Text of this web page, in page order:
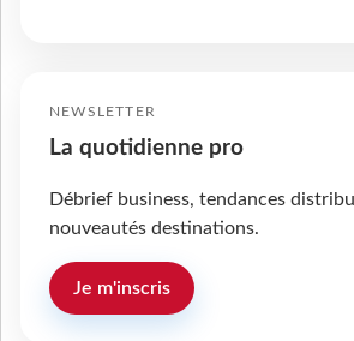
NEWSLETTER
La quotidienne pro
Débrief business, tendances
nouveautés destinations.
Je m'inscris